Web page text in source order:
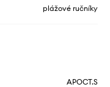
plážové ručníky
APOCT.S